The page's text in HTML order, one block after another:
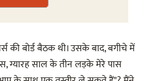
की बोर्ड बैठक थी। उसके बाद, बगीचे में
ग्यारह साल के तीन लड़के मेरे पास